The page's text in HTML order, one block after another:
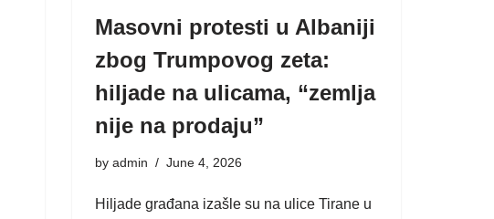
Masovni protesti u Albaniji
zbog Trumpovog zeta:
hiljade na ulicama, “zemlja
nije na prodaju”
by admin June 4, 2026
Hiljade građana izašle su na ulice Tirane u